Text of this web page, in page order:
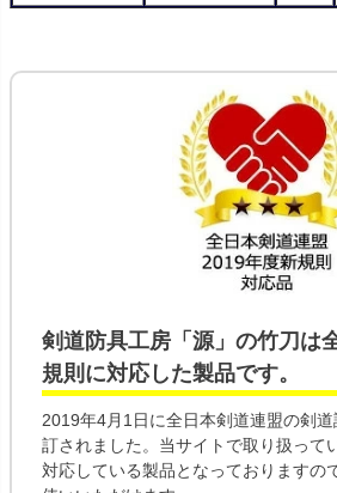
剣道防具工房「源」の竹刀 は
規則 に対応した製品です。
2019年4月1日に全日本剣道連盟の剣
訂されました。当サイトで取り扱って
対応している製品となっておりますの